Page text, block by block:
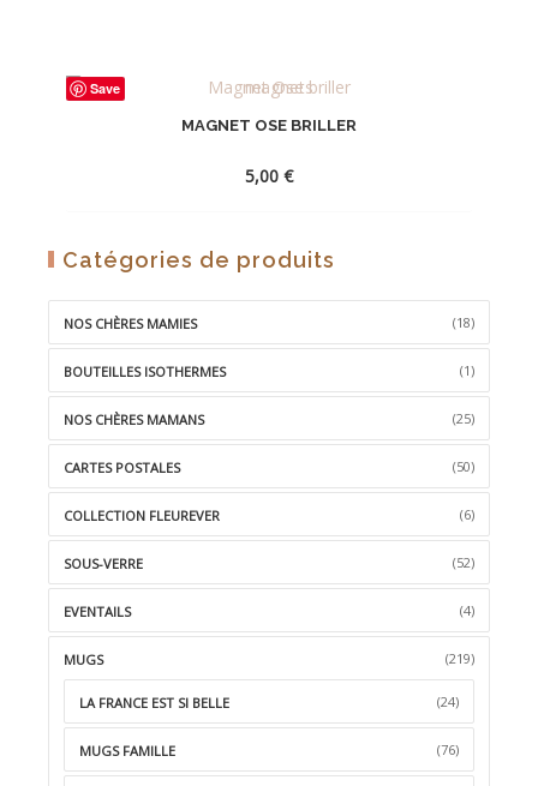
Save
MAGNET OSE BRILLER
5,00 €
Catégories de produits
NOS CHÈRES MAMIES (18)
BOUTEILLES ISOTHERMES (1)
NOS CHÈRES MAMANS (25)
CARTES POSTALES (50)
COLLECTION FLEUREVER (6)
SOUS-VERRE (52)
EVENTAILS (4)
MUGS (219)
LA FRANCE EST SI BELLE (24)
MUGS FAMILLE (76)